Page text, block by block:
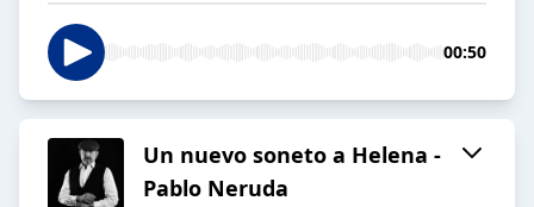
00:50
Un nuevo soneto a Helena -
Pablo Neruda